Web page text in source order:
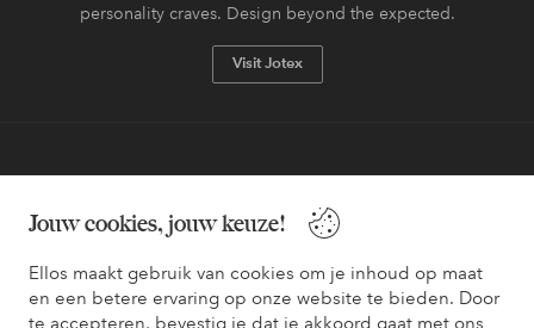
Jouw cookies, jouw keuze!
Ellos maakt gebruik van cookies om je inhoud op maat
en een betere ervaring op onze website te bieden. Door
te accepteren, bevestig je dat je akkoord gaat met ons
personality craves. Design beyond the expected.
Visit Jotex
Wil je meer weten over
onze betaalopties